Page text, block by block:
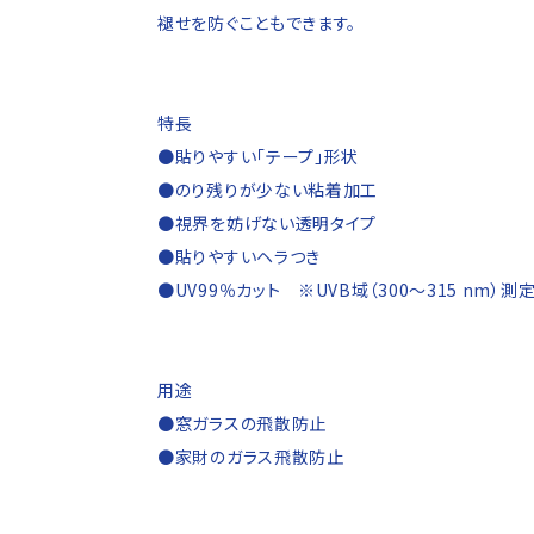
褪せを防ぐこともできます。
特長
●貼りやすい「テープ」形状
●のり残りが少ない粘着加工
●視界を妨げない透明タイプ
●貼りやすいヘラつき
●UV99％カット ※UVB域（300〜315 nm）測
用途
●窓ガラスの飛散防止
●家財のガラス飛散防止